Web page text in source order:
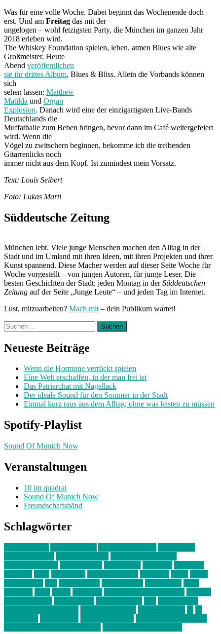
Was für eine volle Woche. Dabei beginnt das Wochenende doch
erst. Und am Freitag das mit der –
ungelogen – wohl fetzigsten Party, die München im ganzen Jahr
2018 erleben wird.
The Whiskey Foundation spielen, leben, atmen Blues wie alte
Großmeister. Heute
Abend veröffentlichen
sie ihr drittes Album, Blues & Bliss. Allein die Vorbands können
sich
sehen lassen: Matthew
Matilda und Organ
Explosion. Danach wird eine der einzigartigsten Live-Bands
Deutschlands die
Muffathalle zum Beben bringen, bevor dann im Café weitergefeiert
wird. Wenn die
Vögel zu zwitschern beginnen, bekomme ich die treibenden
Gitarrenlicks noch
immer nicht aus dem Kopf. Ist zumindest mein Vorsatz.
Text: Louis Seibert
Foto: Lukas Marti
Süddeutsche Zeitung
München lebt. Viele junge Menschen machen den Alltag in der
Stadt und im Umland mit ihren Ideen, mit ihren Projekten und ihrer
Kunst spannend. Diese Macher werden auf dieser Seite Woche für
Woche vorgestellt – von jungen Autoren, für junge Leser. Die
besten Geschichten der Stadt: jeden Montag in derSüddeutschen
Zeitung auf der Seite „Junge Leute“ – und jeden Tag im Internet.
Lust, mitzuarbeiten? Mach mit – dein Publikum wartet!
Suchen
nach:
Neueste Beiträge
Wenn die Hormone verrückt spielen
Eine Welt erschaffen, in der man frei ist
Das Patriarchat mit Nagellack
Der ideale Sound für den Sommer in der Stadt
Einmal kurz raus aus dem Alltag, ohne was leisten zu müssen
Spotify-Playlist
Sound Of Munich Now
Veranstaltungen
10 im quadrat
Sound Of Munich Now
Freundschaftsbänd
Schlagwörter